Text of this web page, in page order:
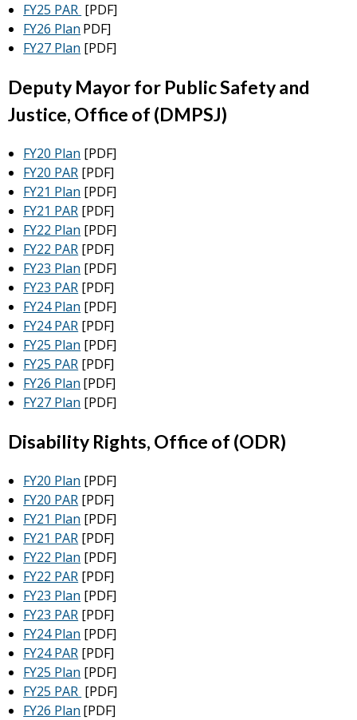
FY25 PAR [PDF]
FY26 Plan PDF]
FY27 Plan [PDF]
Deputy Mayor for Public Safety and
Justice, Office of (DMPSJ)
FY20 Plan [PDF]
FY20 PAR [PDF]
FY21 Plan [PDF]
FY21 PAR [PDF]
FY22 Plan [PDF]
FY22 PAR [PDF]
FY23 Plan [PDF]
FY23 PAR [PDF]
FY24 Plan [PDF]
FY24 PAR [PDF]
FY25 Plan [PDF]
FY25 PAR [PDF]
FY26 Plan [PDF]
FY27 Plan [PDF]
Disability Rights, Office of (ODR)
FY20 Plan [PDF]
FY20 PAR [PDF]
FY21 Plan [PDF]
FY21 PAR [PDF]
FY22 Plan [PDF]
FY22 PAR [PDF]
FY23 Plan [PDF]
FY23 PAR [PDF]
FY24 Plan [PDF]
FY24 PAR [PDF]
FY25 Plan [PDF]
FY25 PAR [PDF]
FY26 Plan [PDF]